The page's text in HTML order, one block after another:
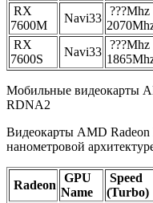
RX
7600M
Navi33
???Mhz
RX
7600S
Navi33
???Mhz
Мобильные видеокарты
RDNA2
Видеокарты AMD
нанометровой
Radeon
GPU
Name
Speed
(Turbo)